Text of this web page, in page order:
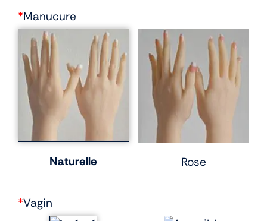
*Manucure
Naturelle Rose
*Vagin